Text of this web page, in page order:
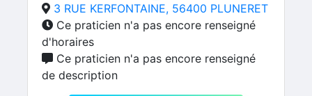
3 RUE KERFONTAINE, 56400 PLUNERET
Ce praticien n'a pas encore renseigné
d'horaires
Ce praticien n'a pas encore renseigné
de description